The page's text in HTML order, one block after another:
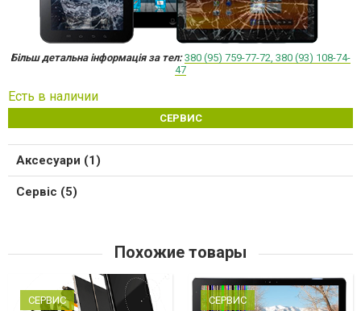
Більш детальна інформація за тел: 380 (95) 759-77-72, 380 (93) 108-74-
47
Есть в наличии
СЕРВИС
Аксесуари (1)
Сервіс (5)
Похожие товары
СЕРВИС СЕРВИС